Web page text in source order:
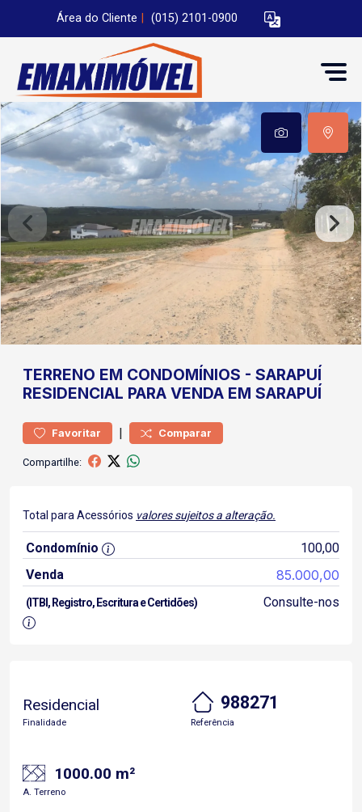
Área do Cliente (015) 2101-0900
TERRENO EM CONDOMÍNIOS - SARAPUÍ
RESIDENCIAL PARA VENDA EM SARAPUÍ
Favoritar | Comparar
Compartilhe:
Total para Acessórios valores sujeitos a alteração.
Condomínio
100,00
Venda
85.000,00
(ITBI, Registro, Escritura e Certidões) Consulte-nos
Residencial
Finalidade
988271
Referência
1000.00 m²
A. Terreno